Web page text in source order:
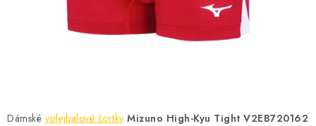
BOTY DĚTSKÉ
VÝŽIVA
Dámské volejbalové šortky Mizuno High-Kyu Tight V2EB720162